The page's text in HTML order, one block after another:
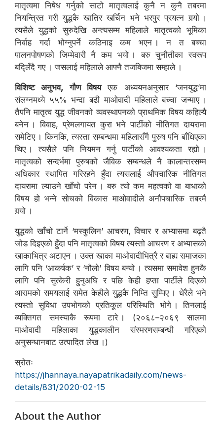
मातृत्वमा निषेध गर्नुको साटो मातृत्वलाई कुनै न कुनै तबरमा
नियन्त्रित गरी युद्धकै खातिर खर्चिन भने भरपुर प्रयत्न गर्‍यो ।
त्यसैले युद्धको सुरुदेखि अन्त्यसम्म महिलाले मातृत्वको भूमिका
निर्वाह गर्दा भोग्नुपर्ने कठिनाइ कम भएन । न त बच्चा
पालनपोषणको जिम्मेवारी नै कम भयो । बरु चुनौतीका स्वरूप
बद्लिँदै गए । जसलाई महिलाले आफ्नै तजबिजमा सम्हाले ।
विशिष्ट अनुभव, गौण विषयएक अध्ययनअनुसार ‘जनयुद्ध’मा
संलग्नमध्ये ५५% भन्दा बढी माओवादी महिलाले बच्चा जन्माए ।
तैपनि मातृत्व युद्ध जीवनको व्यवस्थापनको प्राथमिक विषय कहिल्यै
बनेन । विवाह, प्रेमलगायत कुरा भने पार्टीको नीतिगत दायरामा
समेटिए । किनकि, त्यस्ता सम्बन्धमा महिलासँगै पुरुष पनि बाँधिएका
थिए । त्यसैले पनि नियमन गर्नु पार्टीको आवश्यकता रह्यो ।
मातृत्वको सन्दर्भमा पुरुषको जैविक सम्बन्धले नै कालान्तरसम्म
अधिकार स्थापित गरिरहने हुँदा त्यसलाई औपचारिक नीतिगत
दायरामा ल्याउने खाँचो परेन । बरु त्यो कम महत्वको वा बाधाको
विषय हो भन्ने सोचको विकास माओवादीले अनौपचारिक तबरमै
गर्‍यो ।
युद्धको खाँचो टार्ने ‘मस्कुलिन’ आचरण, विचार र अभ्यासमा बढ्तै
जोड दिइएको हुँदा पनि मातृत्वको विषय त्यस्तो आचरण र अभ्यासको
खाकाभित्र अटाएन । उक्त खाका माओवादीभित्रै र बाह्य समाजका
लागि पनि ‘आकर्षक’ र ‘नौलो’ विषय बन्यो । त्यसमा समावेश हुनकै
लागि पनि सुत्केरी हुनुअघि र पछि केही हप्ता पार्टीले दिएको
आरामको समयलाई समेत केहीले युद्धकै निम्ति सुम्पिए । धेरैले भने
त्यस्तो सुविधा उपभोगको प्रतिकूल परिस्थिति भोगे । तिनलाई
व्यक्तिगत समस्याकै रूपमा टारे । (२०६८–२०६९ सालमा
माओवादी महिलाका युद्धकालीन संस्मरणसम्बन्धी गरिएको
अनुसन्धानबाट उत्पादित लेख ।)
स्रोतः
https://jhannaya.nayapatrikadaily.com/news-
details/831/2020-02-15
About the Author